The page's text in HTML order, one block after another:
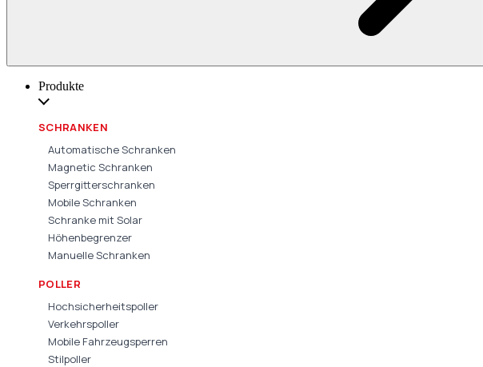
Produkte
SCHRANKEN
Automatische Schranken
Magnetic Schranken
Sperrgitterschranken
Mobile Schranken
Schranke mit Solar
Höhenbegrenzer
Manuelle Schranken
POLLER
Hochsicherheitspoller
Verkehrspoller
Mobile Fahrzeugsperren
Stilpoller